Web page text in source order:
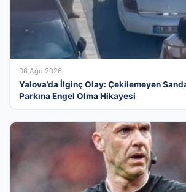
06 Ağu 2026
Yalova’da İlginç Olay: Çekilemeyen
Parkına Engel Olma Hikayesi